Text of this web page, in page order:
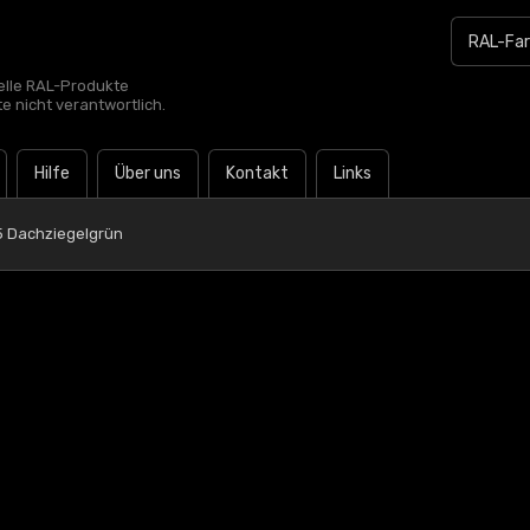
RAL-Produkte
nicht verantwortlich.
Hilfe Über uns Kontakt Links
Dachziegelgrün